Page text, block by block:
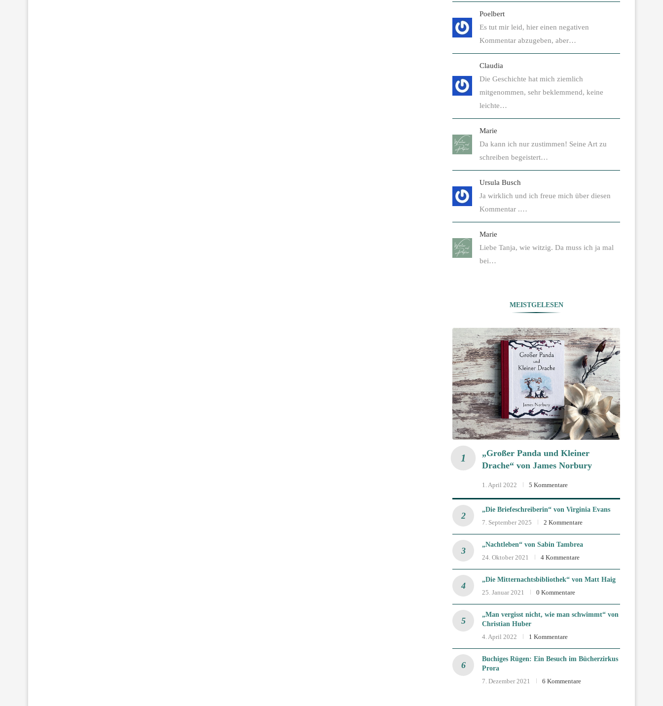
Poelbert
Es tut mir leid, hier einen negativen
Kommentar abzugeben, aber…
Claudia
Die Geschichte hat mich ziemlich
mitgenommen, sehr beklemmend, keine
leichte…
Marie
Da kann ich nur zustimmen! Seine Art zu
schreiben begeistert…
Ursula Busch
Ja wirklich und ich freue mich über diesen
Kommentar .…
Marie
Liebe Tanja, wie witzig. Da muss ich ja mal
bei…
MEISTGELESEN
„Großer Panda und Kleiner
Drache“ von James Norbury
1. April 2022 5 Kommentare
„Die Briefeschreiberin“ von Virginia Evans
7. September 2025
2 Kommentare
„Nachtleben“ von Sabin Tambrea
24. Oktober 2021
4 Kommentare
„Die Mitternachtsbibliothek“ von Matt Haig
25. Januar 2021
0 Kommentare
„Man vergisst nicht, wie man schwimmt“ von
Christian Huber
4. April 2022
1 Kommentare
Buchiges Rügen: Ein Besuch im Bücherzirkus
Prora
7. Dezember 2021
6 Kommentare